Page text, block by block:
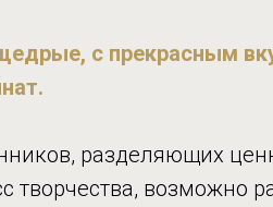
с прекрасным
разделяющих
творчества, возможно